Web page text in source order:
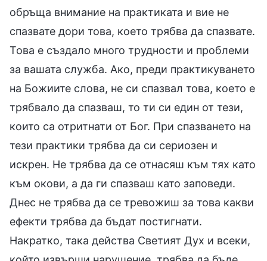
обръща внимание на практиката и вие не
спазвате дори това, което трябва да спазвате.
Това е създало много трудности и проблеми
за вашата служба. Ако, преди практикуването
на Божиите слова, не си спазвал това, което е
трябвало да спазваш, то ти си един от тези,
които са отритнати от Бог. При спазването на
тези практики трябва да си сериозен и
искрен. Не трябва да се отнасяш към тях като
към окови, а да ги спазваш като заповеди.
Днес не трябва да се тревожиш за това какви
ефекти трябва да бъдат постигнати.
Накратко, така действа Светият Дух и всеки,